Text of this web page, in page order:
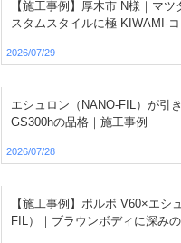
【施工事例】厚木市 N様｜マ
スタムスタイルに極-KIWAMI-
2026/07/29
エシュロン（NANO-FIL）が引
GS300hの品格｜施工事例
2026/07/28
【施工事例】ボルボ V60×エシ
FIL）｜ブラウンボディに深み